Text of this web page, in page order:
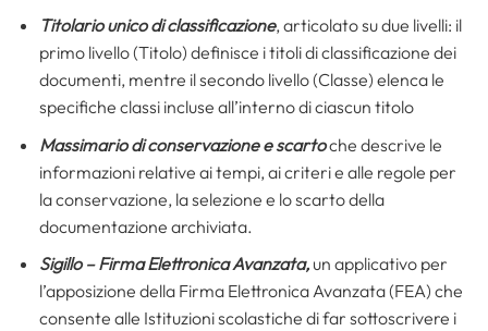
Titolario unico di classificazione, articolato su due livelli: il
primo livello (Titolo) definisce i titoli di classificazione dei
documenti, mentre il secondo livello (Classe) elenca le
specifiche classi incluse all’interno di ciascun titolo
Massimario di conservazione e scartoche descrive le
informazioni relative ai tempi, ai criteri e alle regole per
la conservazione, la selezione e lo scarto della
documentazione archiviata.
Sigillo – Firma Elettronica Avanzata, un applicativo per
l’apposizione della Firma Elettronica Avanzata (FEA) che
consente alle Istituzioni scolastiche di far sottoscrivere i